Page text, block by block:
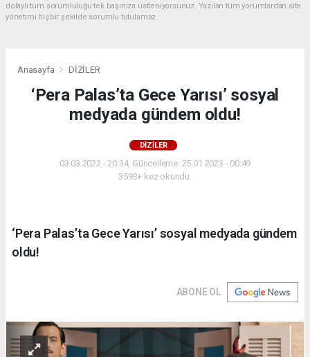
dolaylı tüm sorumluluğu tek başınıza üstleniyorsunuz. Yazılan tüm yorumlardan site
yönetimi hiçbir şekilde sorumlu tutulamaz.
Anasayfa DİZİLER
‘Pera Palas’ta Gece Yarısı’ sosyal
medyada gündem oldu!
DİZİLER
03.03.2022 - 20:34, Güncelleme: 25.01.2023 - 00:49
3593+ kez okundu.
‘Pera Palas’ta Gece Yarısı’ sosyal medyada gündem
oldu!
ABONE OL